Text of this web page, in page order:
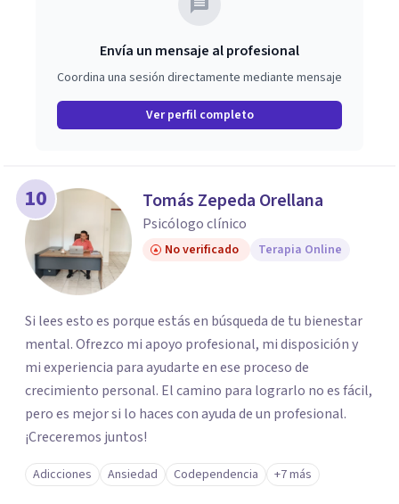
Envía un mensaje al profesional
Coordina una sesión directamente mediante mensaje
Ver perfil completo
10 Tomás Zepeda Orellana
Psicólogo clínico
No verificado Terapia Online
Si lees esto es porque estás en búsqueda de tu bienestar
mental. Ofrezco mi apoyo profesional, mi disposición y
mi experiencia para ayudarte en ese proceso de
crecimiento personal. El camino para lograrlo no es fácil,
pero es mejor si lo haces con ayuda de un profesional.
¡Creceremos juntos!
Adicciones Ansiedad Codependencia +7 más